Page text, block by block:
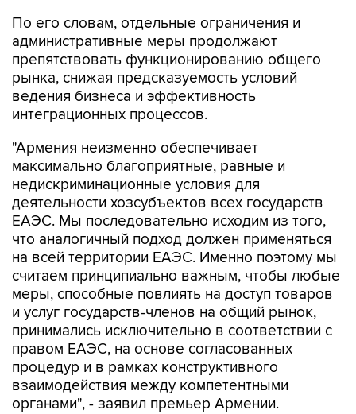
По его словам, отдельные ограничения и
административные меры продолжают
препятствовать функционированию общего
рынка, снижая предсказуемость условий
ведения бизнеса и эффективность
интеграционных процессов.
"Армения неизменно обеспечивает
максимально благоприятные, равные и
недискриминационные условия для
деятельности хозсубъектов всех государств
ЕАЭС. Мы последовательно исходим из того,
что аналогичный подход должен применяться
на всей территории ЕАЭС. Именно поэтому мы
считаем принципиально важным, чтобы любые
меры, способные повлиять на доступ товаров
и услуг государств-членов на общий рынок,
принимались исключительно в соответствии с
правом ЕАЭС, на основе согласованных
процедур и в рамках конструктивного
взаимодействия между компетентными
органами", - заявил премьер Армении.